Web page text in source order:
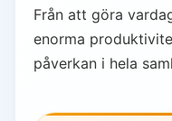
Från att göra
enorma
påverkan i hela